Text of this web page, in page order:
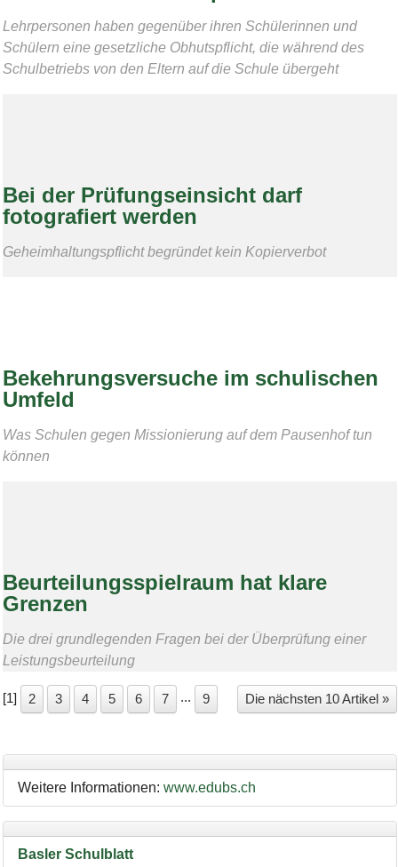
Lehrpersonen haben gegenüber ihren Schülerinnen und
Schülern eine gesetzliche Obhutspflicht, die während des
Schulbetriebs von den Eltern auf die Schule übergeht
Bei der Prüfungseinsicht darf
fotografiert werden
Geheimhaltungspflicht begründet kein Kopierverbot
Bekehrungsversuche im schulischen
Umfeld
Was Schulen gegen Missionierung auf dem Pausenhof tun
können
Beurteilungsspielraum hat klare
Grenzen
Die drei grundlegenden Fragen bei der Überprüfung einer
Leistungsbeurteilung
Die nächsten 10 Artikel »
[1] 2 3 4 5 6 7 ... 9
Weitere Informationen: www.edubs.ch
Basler Schulblatt